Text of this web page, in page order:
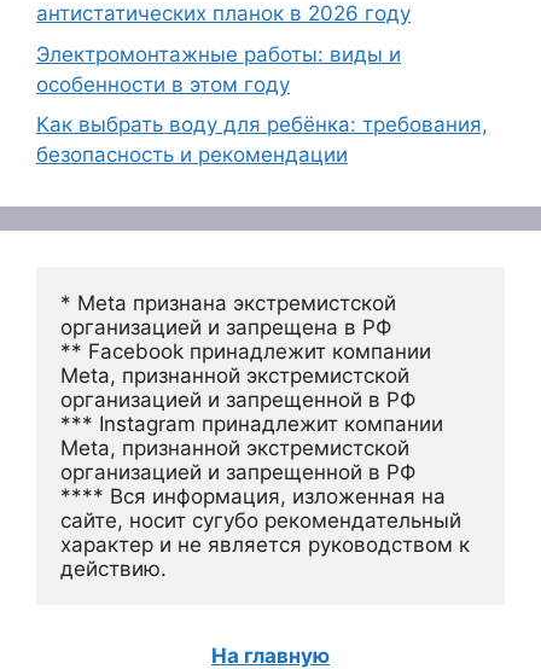
антистатических планок в 2026 году
Электромонтажные работы: виды и
особенности в этом году
Как выбрать воду для ребёнка: требования,
безопасность и рекомендации
* Meta признана экстремистской
организацией и запрещена в РФ
** Facebook принадлежит компании
Meta, признанной экстремистской
организацией и запрещенной в РФ
*** Instagram принадлежит компании
Meta, признанной экстремистской
организацией и запрещенной в РФ
**** Вся информация, изложенная на
сайте, носит сугубо рекомендательный
характер и не является руководством к
действию.
На главную